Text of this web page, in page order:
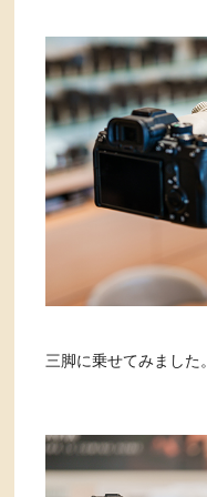
三脚に乗せてみました。